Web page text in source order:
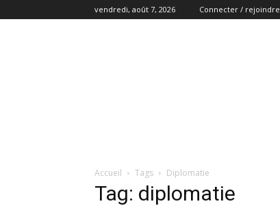
vendredi, août 7, 2026 Connecter / rejoindre
Accueil Tags Diplomatie
Tag: diplomatie